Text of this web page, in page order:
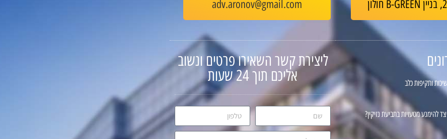
adv.aronov@gmail.com
ותקיפות כלב
להימנע מטעויות בתביעת נזיקין?
ליצירת קשר השאירו פרטים ונשוב
אליכם תוך 24 שעות